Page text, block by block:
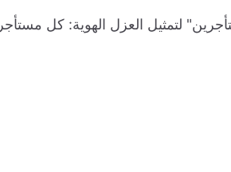
لتمثيل العزل الهوية: كل مستأجر